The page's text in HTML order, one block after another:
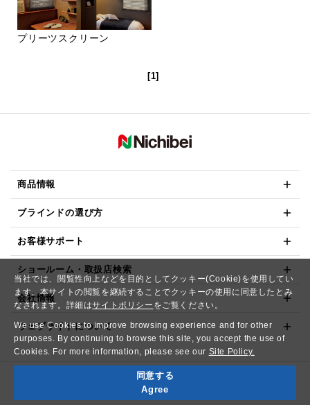
当社では、閲覧性向上などを目的としてクッキー(Cookie)を使用してい
ます。本サイトの閲覧を継続することでクッキーの使用に同意したとみ
なされます。詳細はサイトポリシー をご覧ください。
We use Cookies to improve browsing experience and for other
purposes. By continuing to browse this site, you accept the use of
Cookies. For more information, please see our Site Policy.
同意する
Agree
プリーツスクリーン
[1]
商品情報
ブラインドの選び方
お客様サポート
ショールーム・取扱店検索
会社情報
ウェブサイトについて
Copyright© NICHIBEI CO.,LTD. All Rights Reserved.